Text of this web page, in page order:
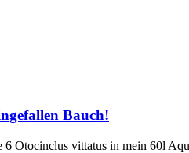
Bauch!
Otocinclus vittatus in mein 60l